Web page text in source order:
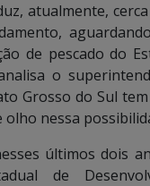
atualmente,
de pescado do
o
Grosso do Sul
nessa
últimos dois
de